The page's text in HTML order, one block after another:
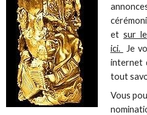
et sur
ici.
Je
internet
tout
Vous